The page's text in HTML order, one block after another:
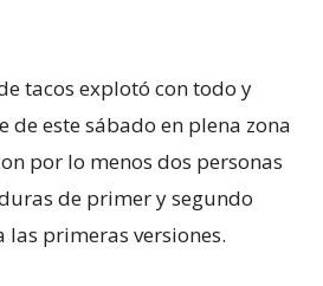
tacos explotó con todo y
de este sábado en plena zona
por lo menos dos personas
de primer y segundo
las primeras versiones.